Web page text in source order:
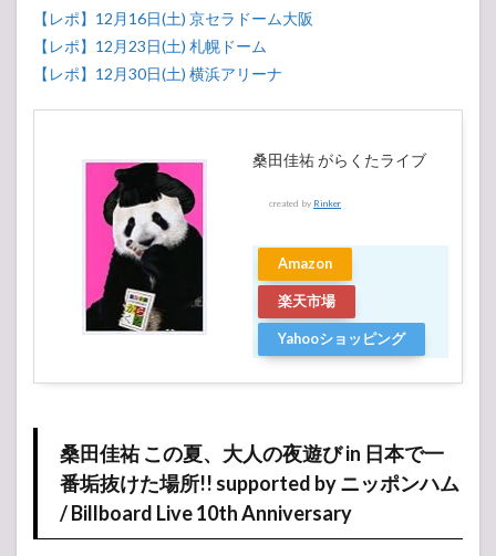
【レポ】12月16日(土) 京セラドーム大阪
【レポ】12月23日(土) 札幌ドーム
【レポ】12月30日(土) 横浜アリーナ
桑田佳祐 がらくたライブ
created by Rinker
Amazon
楽天市場
Yahooショッピング
桑田佳祐 この夏、大人の夜遊び in 日本で一
番垢抜けた場所!! supported by ニッポンハム
/ Billboard Live 10th Anniversary